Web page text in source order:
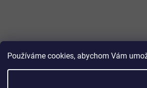
Používáme cookies, abychom Vám